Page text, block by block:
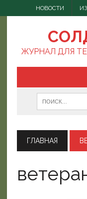
НОВОСТИ
ЖУРНАЛ ДЛЯ
ГЛАВНАЯ